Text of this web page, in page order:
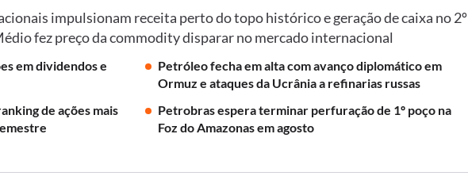
impulsionam receita perto do topo histórico e geração de caixa no 2º
fez preço da commodity disparar no mercado internacional
em dividendos e
Petróleo fecha em alta com avanço diplomático em
Ormuz e ataques da Ucrânia a refinarias russas
de ações mais
Petrobras espera terminar perfuração de 1º poço na
Foz do Amazonas em agosto